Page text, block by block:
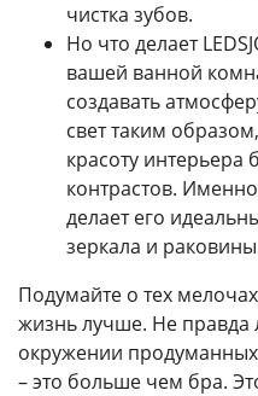
чистка зубов.
Но что делает
вашей ванной
создавать
свет таким
красоту интерьера
контрастов.
делает его
зеркала и
Подумайте о тех
жизнь лучше. Не правда
окружении продуманных
– это больше чем бра.